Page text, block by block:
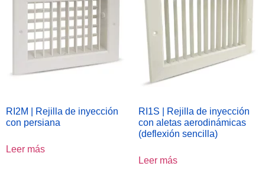
RI2M | Rejilla de inyección
con persiana
Leer más
RI1S | Rejilla de inyección
con aletas aerodinámicas
(deflexión sencilla)
Leer más